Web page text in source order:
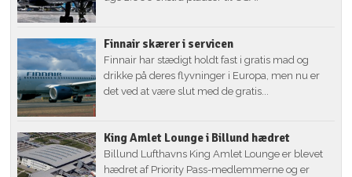
Finnair skærer i servicen
Finnair har stædigt holdt fast i gratis mad og
drikke på deres flyvninger i Europa, men nu er
det ved at være slut med de gratis...
King Amlet Lounge i Billund hædret
Billund Lufthavns King Amlet Lounge er blevet
hædret af Priority Pass-medlemmerne og er